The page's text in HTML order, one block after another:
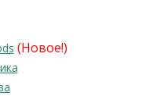
(Новое!)